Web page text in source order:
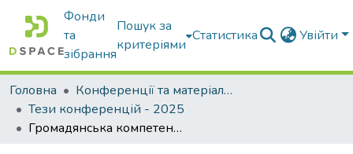
Фонди
та
зібрання
Пошук за
критеріями
Статистика Увійти
Головна
Конференції та матеріали конференцій
Тези конференцій - 2025
Громадянська компетентність як інструмент протидії історичним маніпуляціям у міжнародній політиці України